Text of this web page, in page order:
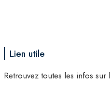
Lien utile
Retrouvez toutes les infos sur